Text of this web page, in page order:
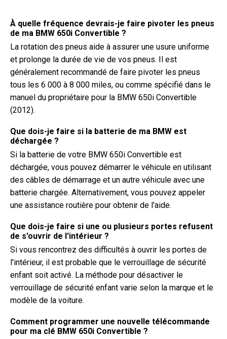
À quelle fréquence devrais-je faire pivoter les pneus
de ma BMW 650i Convertible ?
La rotation des pneus aide à assurer une usure uniforme
et prolonge la durée de vie de vos pneus. Il est
généralement recommandé de faire pivoter les pneus
tous les 6 000 à 8 000 miles, ou comme spécifié dans le
manuel du propriétaire pour la BMW 650i Convertible
(2012).
Que dois-je faire si la batterie de ma BMW est
déchargée ?
Si la batterie de votre BMW 650i Convertible est
déchargée, vous pouvez démarrer le véhicule en utilisant
des câbles de démarrage et un autre véhicule avec une
batterie chargée. Alternativement, vous pouvez appeler
une assistance routière pour obtenir de l'aide.
Que dois-je faire si une ou plusieurs portes refusent
de s'ouvrir de l'intérieur ?
Si vous rencontrez des difficultés à ouvrir les portes de
l'intérieur, il est probable que le verrouillage de sécurité
enfant soit activé. La méthode pour désactiver le
verrouillage de sécurité enfant varie selon la marque et le
modèle de la voiture.
Comment programmer une nouvelle télécommande
pour ma clé BMW 650i Convertible ?